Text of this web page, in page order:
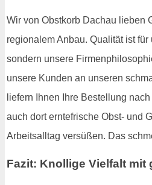
Wir von Obstkorb Dachau lieben
regionalem Anbau. Qualität ist für
sondern unsere
unsere Kunden an unseren
liefern Ihnen Ihre Bestellung
auch dort erntefrische Obst- und
Arbeitsalltag versüßen. Das
Fazit: Knollige Vielfalt mit